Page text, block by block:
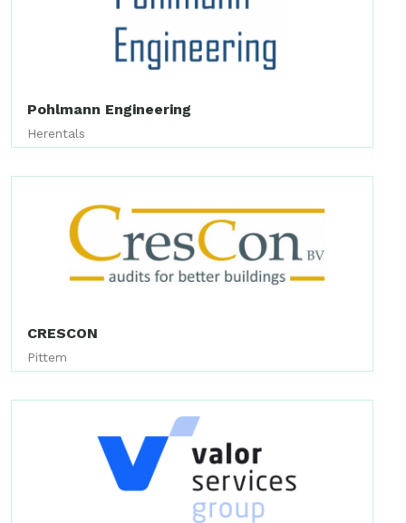
Pohlmann Engineering
Herentals
CRESCON
Pittem